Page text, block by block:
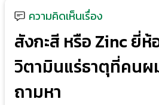
ความคิดเห็นเรื่อง
สังกะสี หรือ Zinc ยี่ห้
วิตามินแร่ธาตุที่คนผ
ถามหา